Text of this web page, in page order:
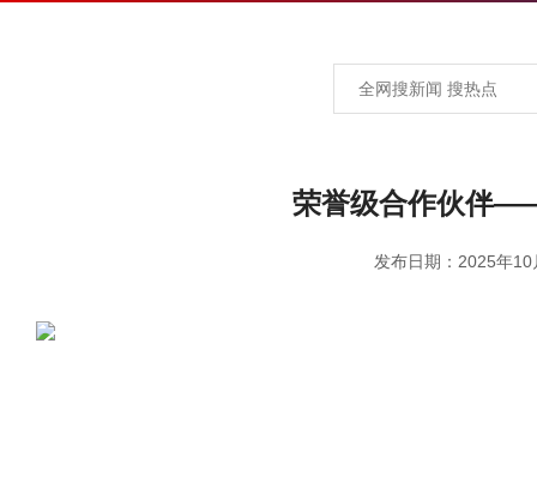
荣誉级合作伙伴
发布日期：2025年10